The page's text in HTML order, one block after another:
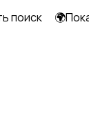
поиск